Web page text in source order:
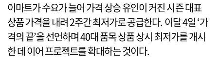
이마트가 수요가 늘어 가격 상승 유인이 커진 시즌 대표
상품 가격을 내려 2주간 최저가로 공급한다. 이달 4일 ‘가
격의 끝’을 선언하며 40대 품목 상품 상시 최저가를 개시
한 데 이어 프로젝트를 확대하는 것이다.